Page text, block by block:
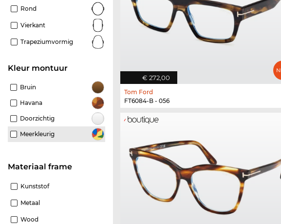
Rond
Vierkant
Trapeziumvormig
Kleur montuur
Bruin
Havana
Doorzichtig
Meerkleurig
Materiaal frame
Kunststof
Metaal
Wood
€ 272,00
Tom Ford
FT6084-B - 056